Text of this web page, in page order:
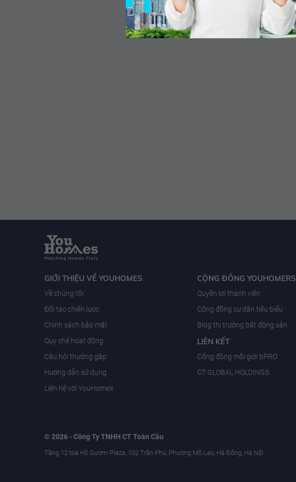
GIỚI THIỆU VỀ YOUHOMES
Về chúng tôi
Đối tác chiến lược
Chính sách bảo mật
Quy chế hoạt động
Câu hỏi thường gặp
Hướng dẫn sử dụng
Liên hệ với YouHomes
CỘNG ĐỒNG YOUHOMERS
Quyền lợi thành viên
Cộng đồng cư dân tiêu biểu
Blog thị trường bất động sản
LIÊN KẾT
Cổng đồng môi giới bPRO
CT GLOBAL HOLDINGS
© 2026 - Công Ty TNHH CT Toàn Cầu
Tầng 12 toà Hồ Gươm Plaza, 102 Trần Phú, Phường Mộ Lao, Hà Đông, Hà Nội